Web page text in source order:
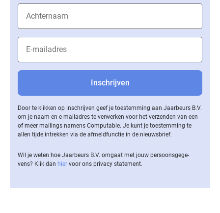
Door te klikken op inschrijven geef je toestemming aan Jaarbeurs B.V.
om je naam en e-mailadres te verwerken voor het verzenden van een
of meer mailings namens Computable. Je kunt je toestemming te
allen tijde intrekken via de af­meld­func­tie in de nieuwsbrief.
Wil je weten hoe Jaarbeurs B.V. omgaat met jouw per­soons­ge­ge­
vens? Klik dan hier voor ons privacy statement.